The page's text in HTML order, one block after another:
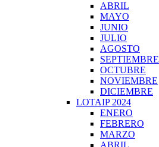
ABRIL
MAYO
JUNIO
JULIO
AGOSTO
SEPTIEMBRE
OCTUBRE
NOVIEMBRE
DICIEMBRE
LOTAIP 2024
ENERO
FEBRERO
MARZO
ABRIL